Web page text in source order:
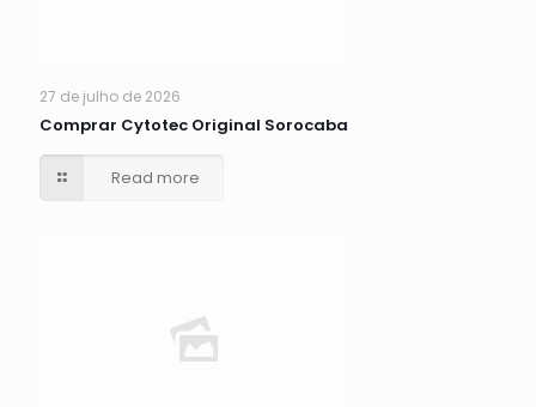
27 de julho de 2026
Comprar Cytotec Original Sorocaba
Read more